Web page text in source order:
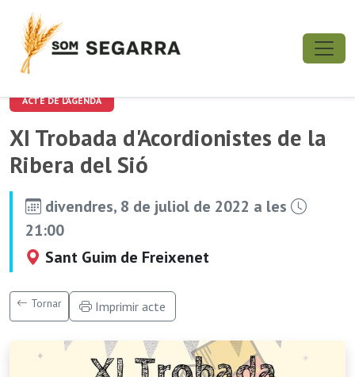
ACTE DE L'AGENDA
XI Trobada d'Acordionistes de la
Ribera del Sió
divendres, 8 de juliol de 2022 a les
21:00
Sant Guim de Freixenet
Tornar Imprimir acte